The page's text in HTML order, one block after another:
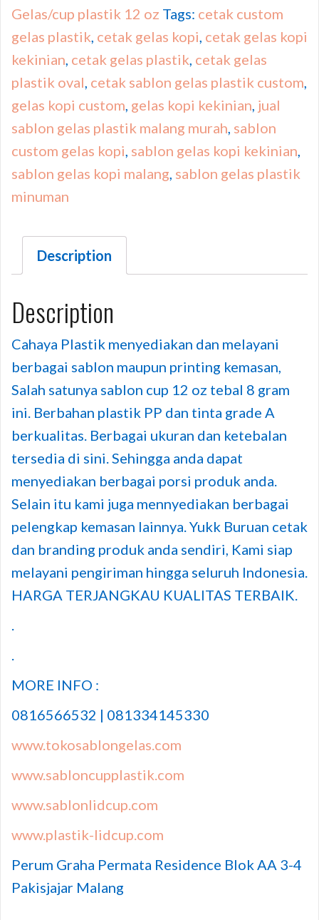
Gelas/cup plastik 12 oz Tags: cetak custom
gelas plastik cetak gelas kopi cetak gelas kopi
kekinian cetak gelas plastik cetak gelas
plastik oval cetak sablon gelas plastik custom
gelas kopi custom gelas kopi kekinian jual
sablon gelas plastik malang murah sablon
custom gelas kopi sablon gelas kopi kekinian
sablon gelas kopi malang sablon gelas plastik
minuman
Description
Description
Cahaya Plastik menyediakan dan melayani
berbagai sablon maupun printing kemasan,
Salah satunya sablon cup 12 oz tebal 8 gram
ini. Berbahan plastik PP dan tinta grade A
berkualitas. Berbagai ukuran dan ketebalan
tersedia di sini. Sehingga anda dapat
menyediakan berbagai porsi produk anda.
Selain itu kami juga mennyediakan berbagai
pelengkap kemasan lainnya. Yukk Buruan cetak
dan branding produk anda sendiri, Kami siap
melayani pengiriman hingga seluruh Indonesia.
HARGA TERJANGKAU KUALITAS TERBAIK.
.
.
MORE INFO :
0816566532 | 081334145330
www.tokosablongelas.com
www.sabloncupplastik.com
www.sablonlidcup.com
www.plastik-lidcup.com
Perum Graha Permata Residence Blok AA 3-4
Pakisjajar Malang